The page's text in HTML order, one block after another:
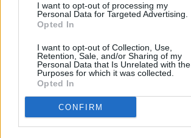
I want to opt-out of processing my
Personal Data for Targeted Advertising.
Opted In
I want to opt-out of Collection, Use,
Retention, Sale, and/or Sharing of my
Personal Data that Is Unrelated with the
Purposes for which it was collected.
Opted In
CONFIRM